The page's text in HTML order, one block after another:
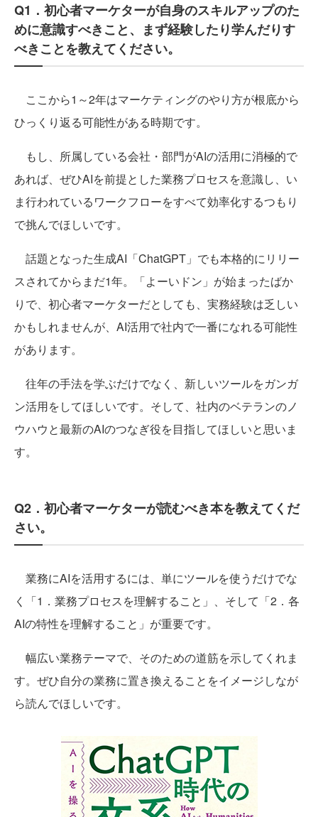
Q1．初心者マーケターが自身のスキルアップのた
めに意識すべきこと、まず経験したり学んだりす
べきことを教えてください。
ここから1～2年はマーケティングのやり方が根底から
ひっくり返る可能性がある時期です。
もし、所属している会社・部門がAIの活用に消極的で
あれば、ぜひAIを前提とした業務プロセスを意識し、い
ま行われているワークフローをすべて効率化するつもり
で挑んでほしいです。
話題となった生成AI「ChatGPT」でも本格的にリリー
スされてからまだ1年。「よーいドン」が始まったばか
りで、初心者マーケターだとしても、実務経験は乏しい
かもしれませんが、AI活用で社内で一番になれる可能性
があります。
往年の手法を学ぶだけでなく、新しいツールをガンガ
ン活用をしてほしいです。そして、社内のベテランのノ
ウハウと最新のAIのつなぎ役を目指してほしいと思いま
す。
Q2．初心者マーケターが読むべき本を教えてくだ
さい。
業務にAIを活用するには、単にツールを使うだけでな
く「1．業務プロセスを理解すること」、そして「2．各
AIの特性を理解すること」が重要です。
幅広い業務テーマで、そのための道筋を示してくれま
す。ぜひ自分の業務に置き換えることをイメージしなが
ら読んでほしいです。